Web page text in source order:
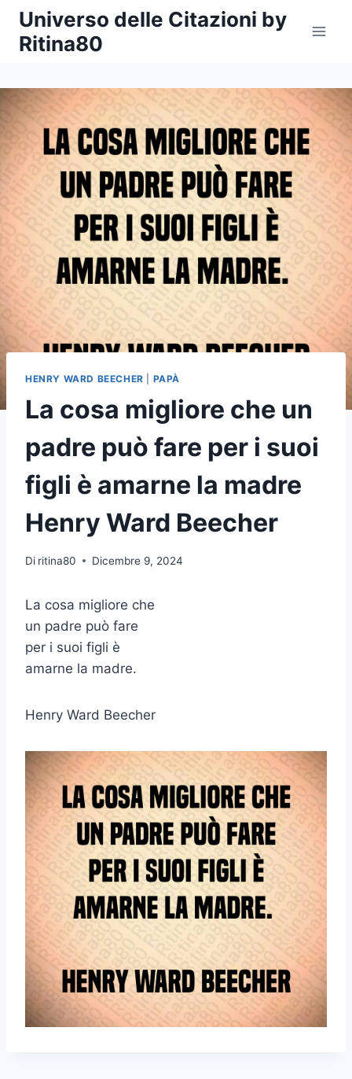
Salta
contenuto
Universo delle Citazioni by
Ritina80
HENRY WARD BEECHER PAPÀ
La cosa migliore che un
padre può fare per i suoi
figli è amarne la madre
Henry Ward Beecher
Di ritina80 Dicembre 9, 2024
La cosa migliore che
un padre può fare
per i suoi figli è
amarne la madre.
Henry Ward Beecher